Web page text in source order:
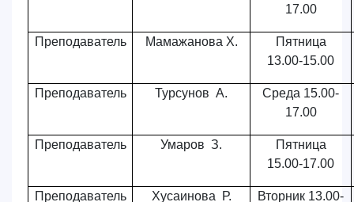
17.00
Преподаватель Мамажанова Х.
Пятница
13.00-15.00
Преподаватель Турсунов А.
Среда 15.00-
17.00
Преподаватель Умаров З.
Пятница
15.00-17.00
Преподаватель Хусаинова Р. Вторник 13.00-